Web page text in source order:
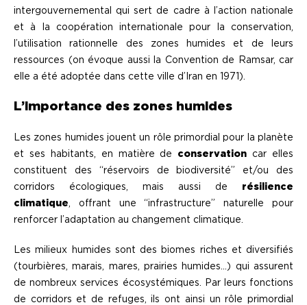
intergouvernemental qui sert de cadre à l’action nationale
et à la coopération internationale pour la conservation,
l’utilisation rationnelle des zones humides et de leurs
ressources (on évoque aussi la Convention de Ramsar, car
elle a été adoptée dans cette ville d’Iran en 1971).
L’importance des zones humides
Les zones humides jouent un rôle primordial pour la planète
et ses habitants, en matière de conservation car elles
constituent des “réservoirs de biodiversité” et/ou des
corridors écologiques, mais aussi de résilience
climatique, offrant une “infrastructure” naturelle pour
renforcer l’adaptation au changement climatique.
Les milieux humides sont des biomes riches et diversifiés
(tourbières, marais, mares, prairies humides…) qui assurent
de nombreux services écosystémiques. Par leurs fonctions
de corridors et de refuges, ils ont ainsi un rôle primordial